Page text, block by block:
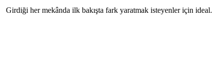
Girdiği her mekânda ilk bakışta fark yaratmak isteyenler için ideal.